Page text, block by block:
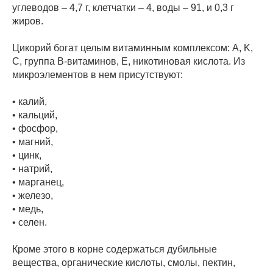
углеводов – 4,7 г, клетчатки – 4, воды – 91, и 0,3 г
жиров.
Цикорий богат целым витаминным комплексом: A, K,
C, группа B-витаминов, E, никотиновая кислота. Из
микроэлементов в нем присутствуют:
• калий,
• кальций,
• фосфор,
• магний,
• цинк,
• натрий,
• марганец,
• железо,
• медь,
• селен.
Кроме этого в корне содержаться дубильные
вещества, органические кислоты, смолы, пектин,